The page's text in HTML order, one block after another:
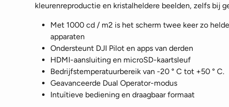
kleurenreproductie en kristalheldere beelden, zelfs bij
Met 1000 cd / m2 is het scherm twee keer zo
apparaten
Ondersteunt DJI Pilot en apps van derden
HDMI-aansluiting en microSD-kaartsleuf
Bedrijfstemperatuurbereik van -20 ° C tot +50 ° C.
Geavanceerde Dual Operator-modus
Intuïtieve bediening en draagbaar formaat